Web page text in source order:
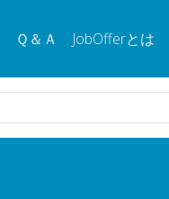
Ｑ＆Ａ JobOfferとは